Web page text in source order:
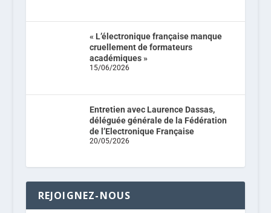
« L’électronique française manque
cruellement de formateurs
académiques »
15/06/2026
Entretien avec Laurence Dassas,
déléguée générale de la Fédération
de l’Electronique Française
20/05/2026
REJOIGNEZ-NOUS